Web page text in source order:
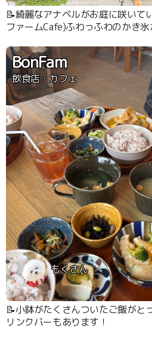
📝綺麗なアナベルがお庭に咲いて
ファームCafe)ふわっふわのかき氷が
見せていただいたお礼にいくらか
BonFam
飲食店・カフェ
もくさん
📝小鉢がたくさんついたご飯がと
リンクバーもあります！